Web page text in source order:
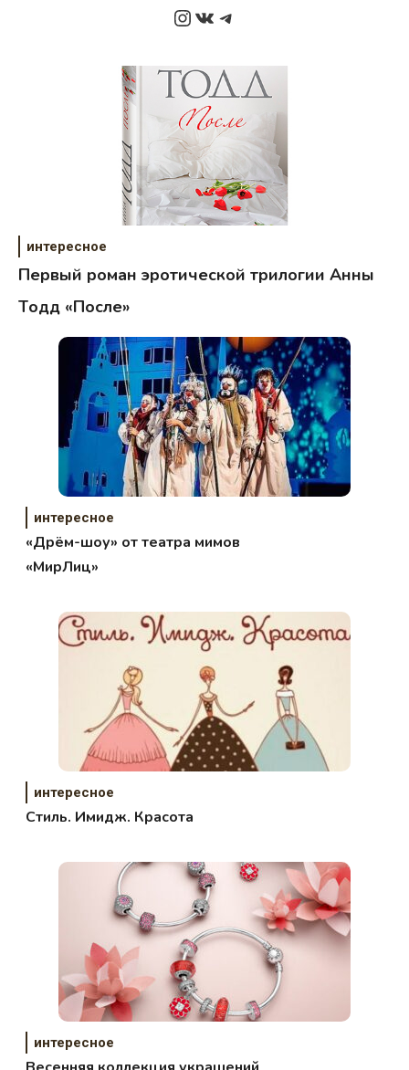
Instagram
ВКонтакте
Telegram
интересное
Первый роман эротической трилогии Анны
Tодд «После»
интересное
«Дрём-шоу» от театра мимов
«МирЛиц»
интересное
Стиль. Имидж. Красота
интересное